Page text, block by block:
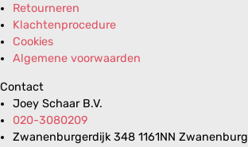
Retourneren
Klachtenprocedure
Cookies
Algemene voorwaarden
Contact
Joey Schaar B.V.
020-3080209
Zwanenburgerdijk 348 1161NN Zwanenburg